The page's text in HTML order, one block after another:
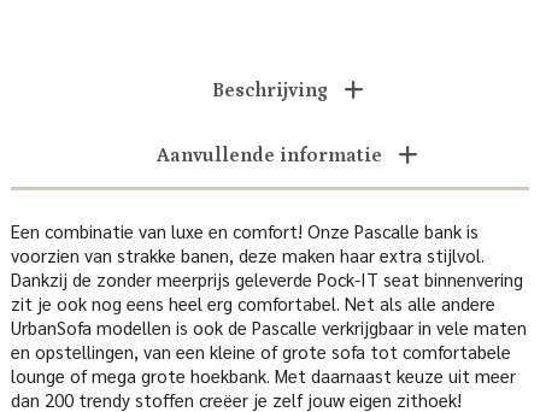
Beschrijving
Aanvullende informatie
Een combinatie van luxe en comfort! Onze Pascalle bank is
voorzien van strakke banen, deze maken haar extra stijlvol.
Dankzij de zonder meerprijs geleverde Pock-IT seat binnenvering
zit je ook nog eens heel erg comfortabel. Net als alle andere
UrbanSofa modellen is ook de Pascalle verkrijgbaar in vele maten
en opstellingen, van een kleine of grote sofa tot comfortabele
lounge of mega grote hoekbank. Met daarnaast keuze uit meer
dan 200 trendy stoffen creëer je zelf jouw eigen zithoek!